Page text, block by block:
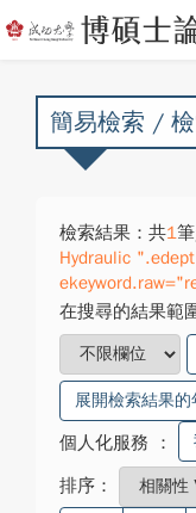
簡易檢索 /
檢索結果：共1
Hydraulic
在搜尋的結果範
展開檢索結果的
個人化服務 ：
排序：